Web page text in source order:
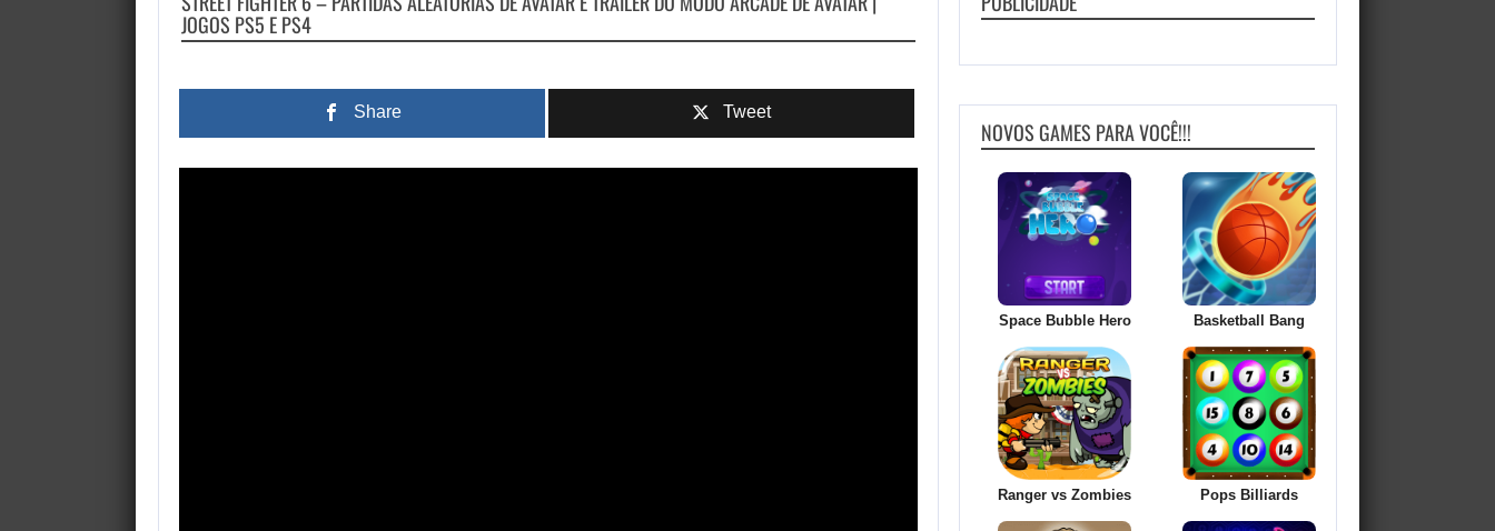
JOGOS PS5 E PS4
Share Tweet
NOVOS GAMES PARA VOCÊ!!!
Space Bubble Hero Basketball Bang
Ranger vs Zombies Pops Billiards